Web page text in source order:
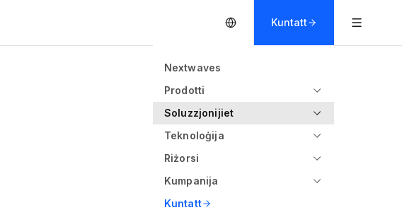
Kuntatt
Nextwaves
Prodotti
Soluzzjonijiet
Teknoloġija
Riżorsi
Kumpanija
Kuntatt